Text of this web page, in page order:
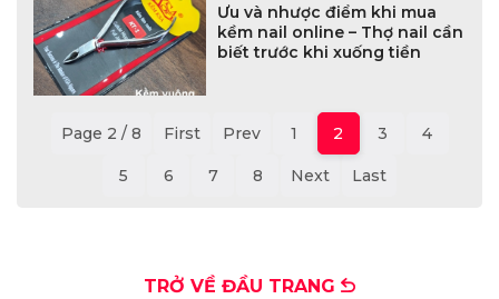
Ưu và nhược điểm khi mua
kềm nail online – Thợ nail cần
biết trước khi xuống tiền
Page 2 / 8 First Prev 1 2 3 4
5 6 7 8 Next Last
TRỞ VỀ ĐẦU TRANG